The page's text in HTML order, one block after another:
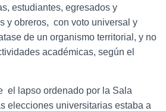
estudiantes, egresados y
y obreros, con voto universal y
de un organismo territorial, y no
académicas, según el
el lapso ordenado por la Sala
elecciones universitarias estaba a